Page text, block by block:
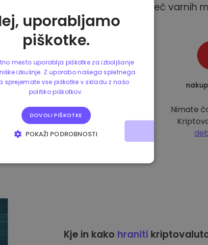
Kriptomat imate na voljo več varnih
Nimate
Kje in kako hraniti
uporabljamo
piškotke.
mesto uporablja piškotke za izboljšanje
izkušnje. Z uporabo našega spletnega
sprejemate vse piškotke v skladu z našo
politiko piškotkov.
DOVOLI PIŠKOTKE
POKAŽI PODROBNOSTI